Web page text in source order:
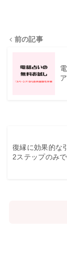
前の記事
復縁に効果的な
2ステップのみ